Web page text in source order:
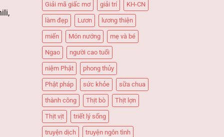
Giải mã giấc mơ giải trí KH-CN
làm đẹp Lươn lương thiện
miến Món nướng mẹ và bé
Ngao người cao tuổi
niệm Phật phong thủy
Phật pháp sức khỏe sữa chua
thành công Thịt bò Thịt lợn
Thịt vịt triết lý sống
truyện dịch truyện ngôn tình